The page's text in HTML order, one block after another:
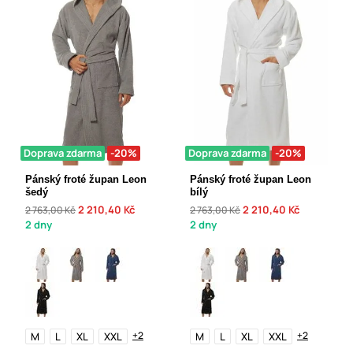
Doprava zdarma -20%
Pánský froté župan Leon
šedý
2 763,00 Kč2 210,40 Kč
2 dny
M L XL XXL +2
Doprava zdarma -20%
Pánský froté župan Leon
bílý
2 763,00 Kč2 210,40 Kč
2 dny
M L XL XXL +2